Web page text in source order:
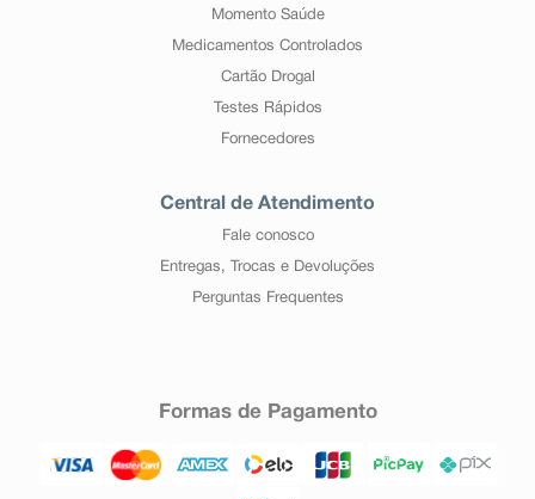
Momento Saúde
Medicamentos Controlados
Cartão Drogal
Testes Rápidos
Fornecedores
Central de Atendimento
Fale conosco
Entregas, Trocas e Devoluções
Perguntas Frequentes
Formas de Pagamento